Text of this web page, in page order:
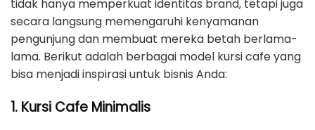
tidak hanya memperkuat identitas brand, tetapi juga
secara langsung memengaruhi kenyamanan
pengunjung dan membuat mereka betah berlama-
lama. Berikut adalah berbagai model kursi cafe yang
bisa menjadi inspirasi untuk bisnis Anda:
1. Kursi Cafe Minimalis